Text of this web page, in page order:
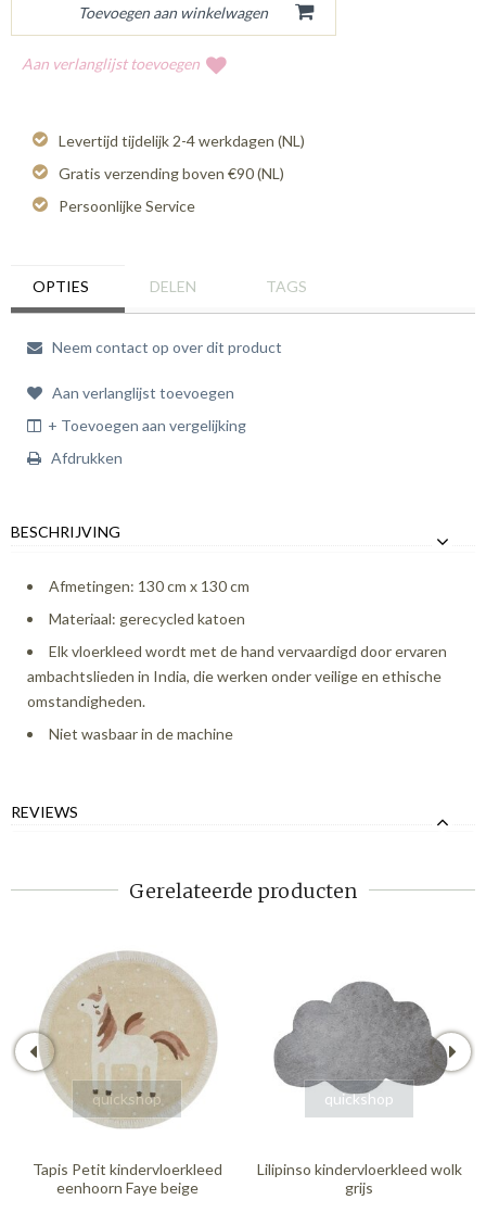
Aan verlanglijst toevoegen
Levertijd tijdelijk 2-4 werkdagen (NL)
Gratis verzending boven €90 (NL)
Persoonlijke Service
OPTIES DELEN TAGS
Neem contact op over dit product
Aan verlanglijst toevoegen
+ Toevoegen aan vergelijking
Afdrukken
BESCHRIJVING
Afmetingen: 130 cm x 130 cm
Materiaal: gerecycled katoen
Elk vloerkleed wordt met de hand vervaardigd door ervaren
ambachtslieden in India, die werken onder veilige en ethische
omstandigheden.
Niet wasbaar in de machine
REVIEWS
Gerelateerde producten
quickshop
Tapis Petit kindervloerkleed
eenhoorn Faye beige
quickshop
Lilipinso kindervloerkleed wolk
grijs